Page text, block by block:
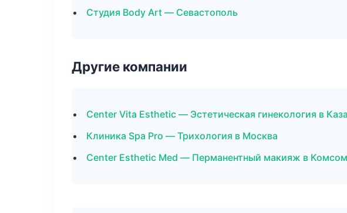
Студия Body Art — Севастополь
Другие компании
Center Vita Esthetic — Эстетическая гинекология в
Клиника Spa Pro — Трихология в Москва
Center Esthetic Med — Перманентный макияж в